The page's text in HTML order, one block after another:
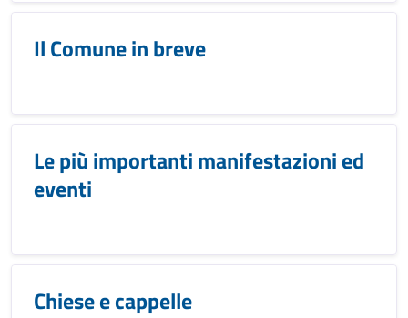
Il Comune in breve
Le più importanti manifestazioni ed
eventi
Chiese e cappelle